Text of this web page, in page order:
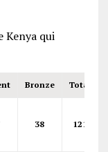
Kenya qui
Bronze Total
38 121